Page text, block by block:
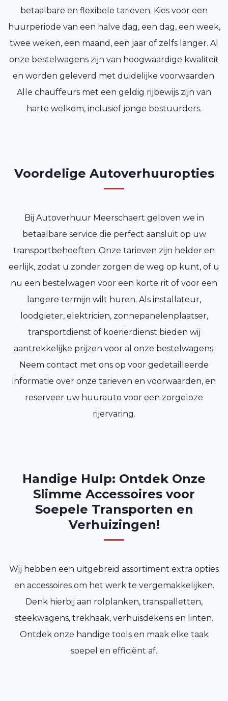
betaalbare en flexibele tarieven. Kies voor een
huurperiode van een halve dag, een dag, een week,
twee weken, een maand, een jaar of zelfs langer. Al
onze bestelwagens zijn van hoogwaardige kwaliteit
en worden geleverd met duidelijke voorwaarden.
Alle chauffeurs met een geldig rijbewijs zijn van
harte welkom, inclusief jonge bestuurders.
Voordelige Autoverhuuropties
Bij Autoverhuur Meerschaert geloven we in
betaalbare service die perfect aansluit op uw
transportbehoeften. Onze tarieven zijn helder en
eerlijk, zodat u zonder zorgen de weg op kunt, of u
nu een bestelwagen voor een korte rit of voor een
langere termijn wilt huren. Als installateur,
loodgieter, elektricien, zonnepanelenplaatser,
transportdienst of koerierdienst bieden wij
aantrekkelijke prijzen voor al onze bestelwagens.
Neem contact met ons op voor gedetailleerde
informatie over onze tarieven en voorwaarden, en
reserveer uw huurauto voor een zorgeloze
rijervaring.
Handige Hulp: Ontdek Onze
Slimme Accessoires voor
Soepele Transporten en
Verhuizingen!
Wij hebben een uitgebreid assortiment extra opties
en accessoires om het werk te vergemakkelijken.
Denk hierbij aan rolplanken, transpalletten,
steekwagens, trekhaak, verhuisdekens en linten.
Ontdek onze handige tools en maak elke taak
soepel en efficiënt af.